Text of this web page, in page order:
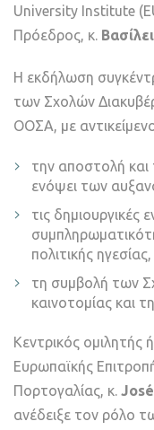
University Institute
Πρόεδρος, κ.
Η εκδήλωση
των Σχολών
ΟΟΣΑ, με
την αποστολή
ενόψει των
τις δημιουργικές
πολιτικής ηγεσίας,
τη συμβολή των
καινοτομίας και
Κεντρικός
Ευρωπαϊκής
Πορτογαλίας, κ.
ανέδειξε τον ρόλο